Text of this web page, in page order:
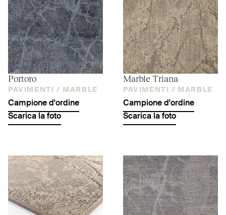
Portoro
PAVIMENTI / MARBLE
Campione d'ordine
Scarica la foto
Marble Triana
PAVIMENTI / MARBLE
Campione d'ordine
Scarica la foto